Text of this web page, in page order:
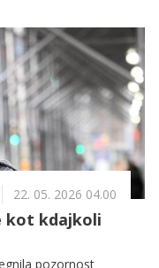
50.000
za lepši
22. 05. 2026 04.00
kot kdajkoli
pozornost